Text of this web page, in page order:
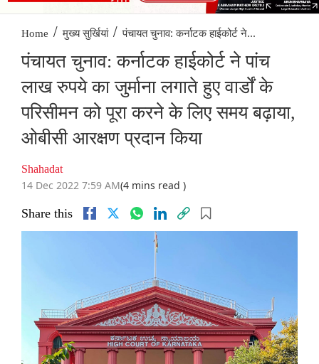
Home / मुख्य सुर्खियां / पंचायत चुनाव: कर्नाटक हाईकोर्ट ने...
पंचायत चुनाव: कर्नाटक हाईकोर्ट ने पांच
लाख रुपये का जुर्माना लगाते हुए वार्डों के
परिसीमन को पूरा करने के लिए समय बढ़ाया,
ओबीसी आरक्षण प्रदान किया
Shahadat
14 Dec 2022 7:59 AM(4 mins read )
Share this